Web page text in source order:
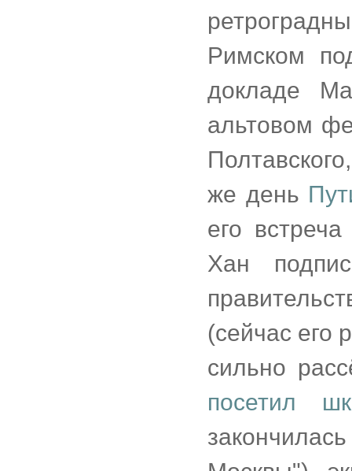
Римском
докладе
альтовом
же день
его
Хан
(сейчас его
сильно
посетил